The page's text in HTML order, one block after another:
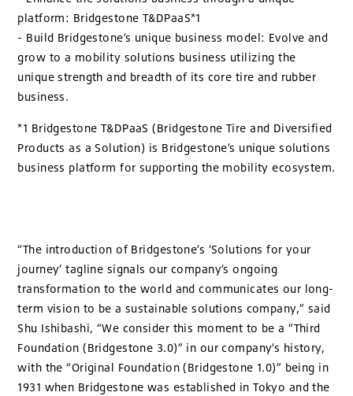
platform: Bridgestone T&DPaaS*1
- Build Bridgestone’s unique business model: Evolve and
grow to a mobility solutions business utilizing the
unique strength and breadth of its core tire and rubber
business.
*1 Bridgestone T&DPaaS (Bridgestone Tire and Diversified
Products as a Solution) is Bridgestone’s unique solutions
business platform for supporting the mobility ecosystem.
“The introduction of Bridgestone’s ‘Solutions for your
journey’ tagline signals our company’s ongoing
transformation to the world and communicates our long-
term vision to be a sustainable solutions company,” said
Shu Ishibashi, “We consider this moment to be a “Third
Foundation (Bridgestone 3.0)” in our company’s history,
with the “Original Foundation (Bridgestone 1.0)” being in
1931 when Bridgestone was established in Tokyo and the